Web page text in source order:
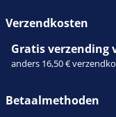
Verzendkosten
Gratis verzending
anders 16,50 €
Betaalmethoden